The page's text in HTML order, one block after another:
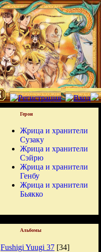
Герои
Жрица и хранители
Сузаку
Жрица и хранители
Сэйрю
Жрица и хранители
Генбу
Жрица и хранители
Бьякко
Альбомы
Fushigi Yuugi 37 [34]